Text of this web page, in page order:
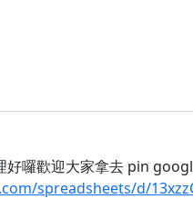
好囉歡迎大家拿去 pin
spreadsheets/d/